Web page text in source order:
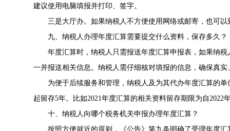
建议使用电脑填报并打印、签字。
三是大厅办。如果纳税人不方便使用网络或邮寄，也可
九、纳税人办理年度汇算需要提交什么资料，保存多久？
年度汇算时，纳税人只需报送年度汇算申报表，如果纳
一并报送相关信息。纳税人需仔细核对填报的信息，确保真实
为便于后续服务和管理，纳税人及为其代办年度汇算的
起留存5年。比如2021年度汇算的相关资料留存期限为自2022
十、纳税人向哪个税务机关申报办理年度汇算？
按照方便就近的原则，《公告》第九条明确了受理年度